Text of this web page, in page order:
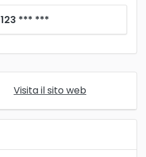
123 *** ***
Visita il sito web